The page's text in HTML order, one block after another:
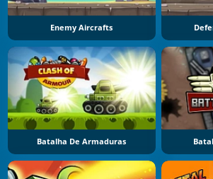
Enemy Aircrafts
Batalha De Armaduras